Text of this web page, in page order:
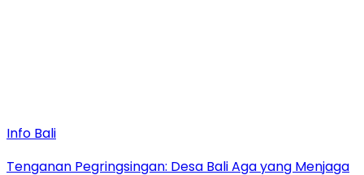
Info Bali
Tenganan Pegringsingan: Desa Bali Aga yang Menjaga